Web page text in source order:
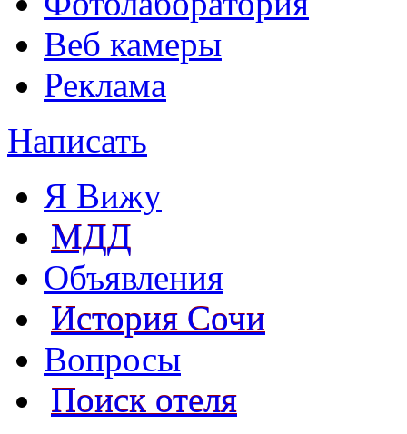
Веб камеры
Реклама
Написать
Я Вижу
МДД
Объявления
История Сочи
Вопросы
Поиск отеля